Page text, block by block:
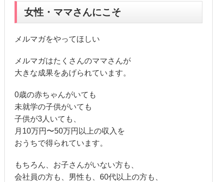
女性・ママさんにこそ
メルマガをやってほしい
メルマガはたくさんのママさんが
大きな成果をあげられています。
0歳の赤ちゃんがいても
未就学の子供がいても
子供が3人いても、
月10万円〜50万円以上の収入を
おうちで得られています。
もちろん、お子さんがいない方も、
会社員の方も、男性も、60代以上の方も、